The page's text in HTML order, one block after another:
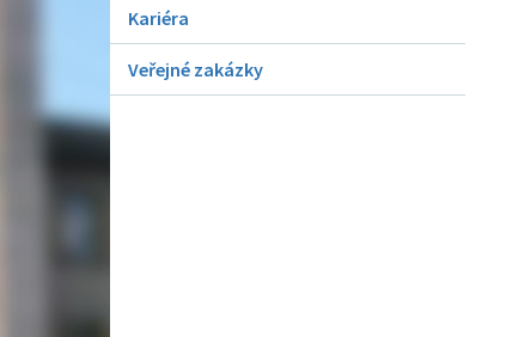
Kariéra
Veřejné zakázky